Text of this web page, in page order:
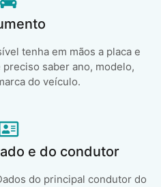
tenha em mãos a placa e
saber ano, modelo,
do veículo.
e do condutor
do principal condutor do